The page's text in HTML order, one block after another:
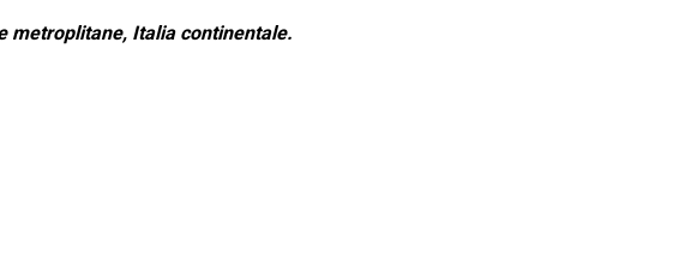
metroplitane, Italia continentale.